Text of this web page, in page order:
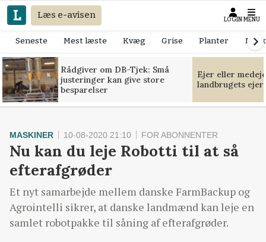
Læs e-avisen LOGIN MENU
Seneste Mest læste Kvæg Grise Planter
Rådgiver om DB-Tjek: Små
justeringer kan give store
besparelser
Ejer eller
landbrugets
MASKINER 10-08-2020 21:10 FOR ABONNENTER
Nu kan du leje Robotti til at så
efterafgrøder
Et nyt samarbejde mellem danske FarmBackup og
Agrointelli sikrer, at danske landmænd kan leje en
samlet robotpakke til såning af efterafgrøder.